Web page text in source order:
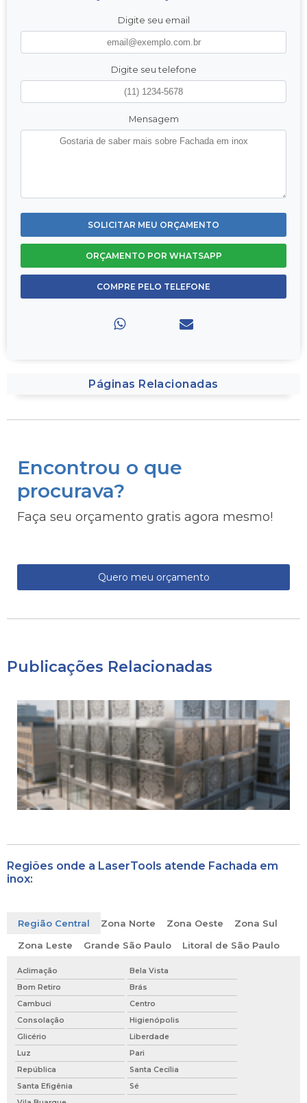
Digite seu email
Digite seu telefone
Mensagem
SOLICITAR MEU ORÇAMENTO
ORÇAMENTO POR WHATSAPP
COMPRE PELO TELEFONE
Páginas Relacionadas
Encontrou o que
procurava?
Faça seu orçamento gratis agora mesmo!
Quero meu orçamento
Publicações Relacionadas
Regiões onde a LaserTools atende Fachada em
inox:
Região Central Zona Norte Zona Oeste
Zona Sul
Zona Leste
Grande São Paulo Litoral de São Paulo
Aclimação
Bela Vista
Bom Retiro
Brás
Cambuci
Centro
Consolação
Higienópolis
Glicério
Liberdade
Luz
Pari
República
Santa Cecília
Santa Efigênia
Sé